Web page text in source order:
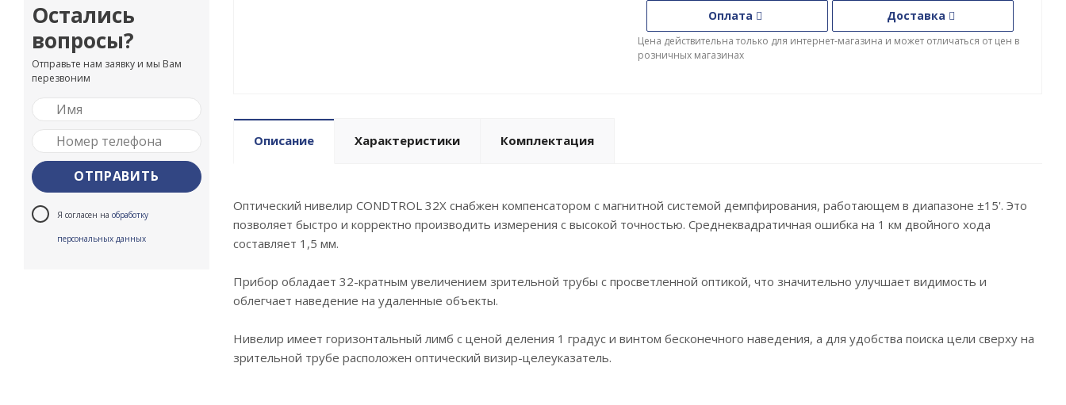
Оплата Доставка
Цена действительна только для интернет-магазина и может отличаться от цен в
розничных магазинах
Описание Характеристики Комплектация
Оптический нивелир CONDTROL 32X снабжен компенсатором с магнитной системой демпфирования, работающем в диапазоне ±15'. Это
позволяет быстро и корректно производить измерения с высокой точностью. Среднеквадратичная ошибка на 1 км двойного хода
составляет 1,5 мм.
Прибор обладает 32-кратным увеличением зрительной трубы с просветленной оптикой, что значительно улучшает видимость и
облегчает наведение на удаленные объекты.
Нивелир имеет горизонтальный лимб с ценой деления 1 градус и винтом бесконечного наведения, а для удобства поиска цели сверху на
зрительной трубе расположен оптический визир-целеуказатель.
Остались
вопросы?
Отправьте нам заявку и мы Вам
перезвоним
Я согласен на обработку
персональных данных